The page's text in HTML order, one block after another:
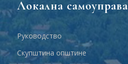
Локална самоуправа
Руководство
Скупштина општине